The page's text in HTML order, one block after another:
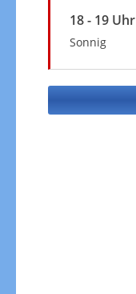
18 - 19 Uhr
Sonnig